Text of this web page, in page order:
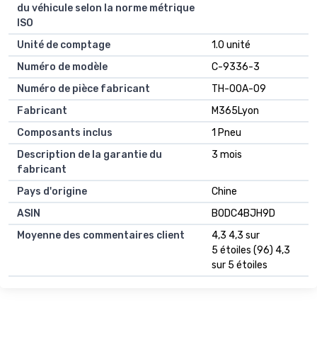
du véhicule selon la norme métrique
ISO
Unité de comptage
1.0 unité
Numéro de modèle
C-9336-3
Numéro de pièce fabricant
TH-00A-09
Fabricant
M365Lyon
Composants inclus
1 Pneu
Description de la garantie du
fabricant
3 mois
Pays d'origine
Chine
ASIN
B0DC4BJH9D
Moyenne des commentaires client
4,3 4,3 sur
5 étoiles (96) 4,3
sur 5 étoiles